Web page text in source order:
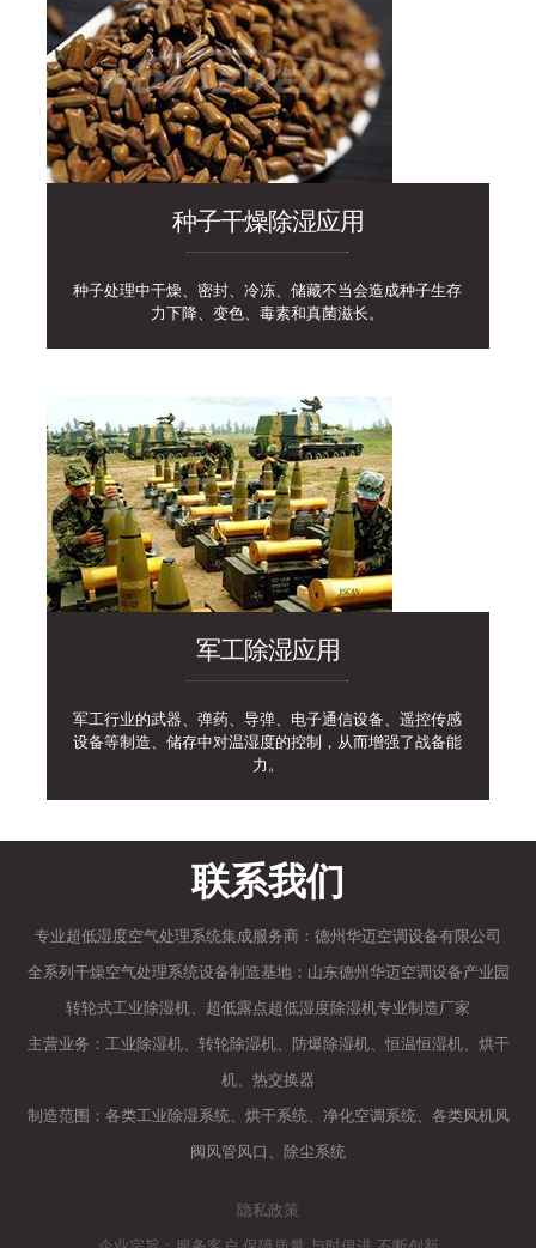
种子干燥除湿应用
种子处理中干燥、密封、冷冻、储藏不当会造成种子生存
力下降、变色、毒素和真菌滋长。
军工除湿应用
军工行业的武器、弹药、导弹、电子通信设备、遥控传感
设备等制造、储存中对温湿度的控制，从而增强了战备能
力。
联系我们
专业超低湿度空气处理系统集成服务商：德州华迈空调设备有限公司
全系列干燥空气处理系统设备制造基地：山东德州华迈空调设备产业园
转轮式工业除湿机、超低露点超低湿度除湿机专业制造厂家
主营业务：工业除湿机、转轮除湿机、防爆除湿机、恒温恒湿机、烘干
机、热交换器
制造范围：各类工业除湿系统、烘干系统、净化空调系统、各类风机风
阀风管风口、除尘系统
隐私政策